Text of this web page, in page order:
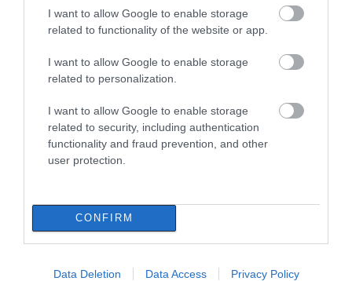
I want to allow Google to enable storage
related to functionality of the website or app.
I want to allow Google to enable storage
related to personalization.
I want to allow Google to enable storage
related to security, including authentication
functionality and fraud prevention, and other
user protection.
CONFIRM
Data Deletion Data Access Privacy Policy